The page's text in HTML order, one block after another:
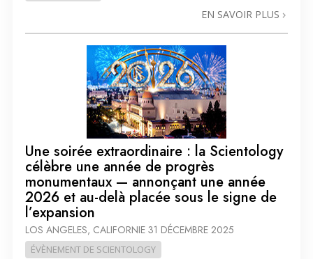
EN SAVOIR PLUS
Une soirée extraordinaire : la Scientology
célèbre une année de progrès
monumentaux — annonçant une année
2026 et au-delà placée sous le signe de
l’expansion
LOS ANGELES, CALIFORNIE 31 DÉCEMBRE 2025
ÉVÈNEMENT DE SCIENTOLOGY